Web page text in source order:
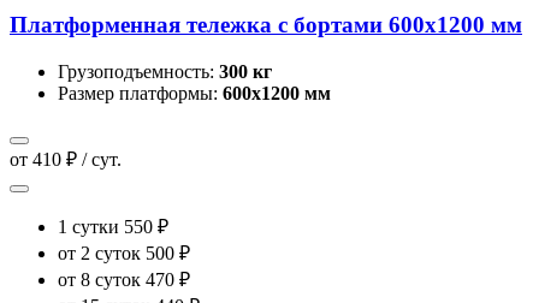
Платформенная тележка с бортами 600х1200 мм
Грузоподъемность: 300 кг
Размер платформы: 600х1200 мм
от 410 ₽ / сут.
1 сутки 550 ₽
от 2 суток 500 ₽
от 8 суток 470 ₽